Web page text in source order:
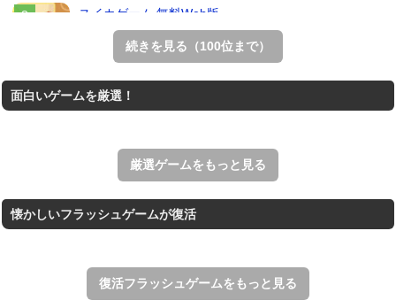
スイカゲーム 無料Web版
スイカゲームをスクラッチで再現した無料Web版。
王国を構築していく放置系のシミュレーションゲーム。
すべての矢印を画面外へ導くパズルゲーム。
続きを見る（100位まで）
面白いゲームを厳選！
厳選ゲームをもっと見る
懐かしいフラッシュゲームが復活
復活フラッシュゲームをもっと見る